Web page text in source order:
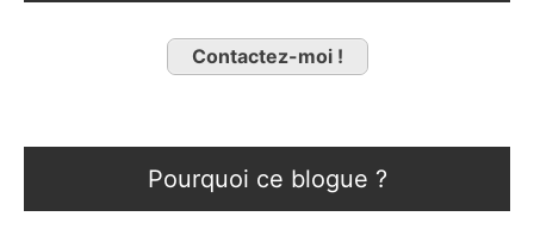
Contactez-moi !
Pourquoi ce blogue ?